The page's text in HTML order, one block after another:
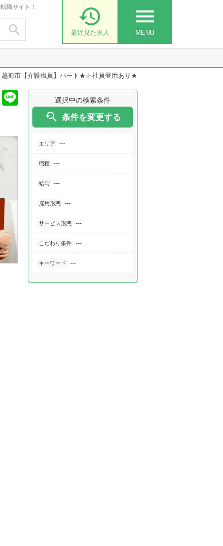
職サイト！

menu
MENU

最近見た求人
越前市【介護職員】パート★正社員登用あり★
選択中の検索条件
 条件を変更する
エリア ---
職種 ---
給与 ---
雇用形態 ---
サービス形態 ---
こだわり条件 ---
キーワード ---